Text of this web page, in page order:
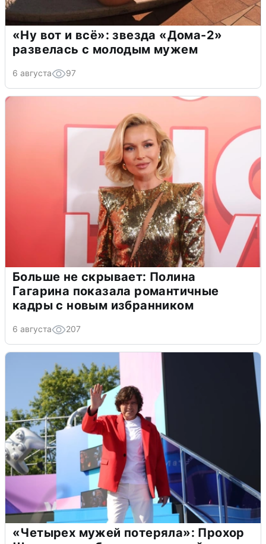
«Ну вот и всё»: звезда «Дома-2»
развелась с молодым мужем
6 августа 97
Больше не скрывает: Полина
Гагарина показала романтичные
кадры с новым избранником
6 августа 207
«Четырех мужей потеряла»: Прохор